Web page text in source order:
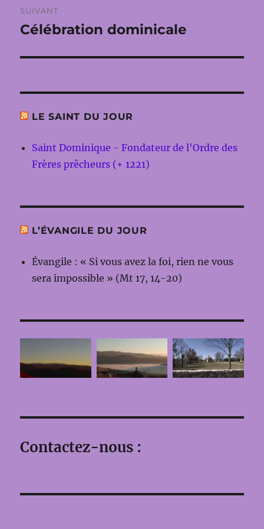
SUIVANT
Publication
Célébration dominicale
LE SAINT DU JOUR
Saint Dominique - Fondateur de l'Ordre des
Frères prêcheurs (+ 1221)
L’ÉVANGILE DU JOUR
Évangile : « Si vous avez la foi, rien ne vous
sera impossible » (Mt 17, 14-20)
Contactez-nous :